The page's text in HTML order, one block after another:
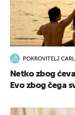
POKROVITELJ
Netko zbog
Evo zbog čega